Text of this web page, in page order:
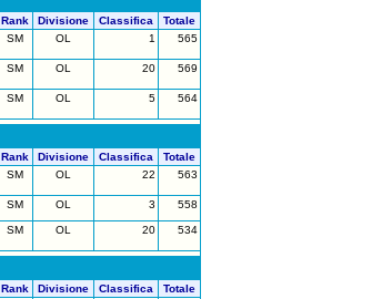
Rank Divisione Classifica
Totale
SM OL 1 565
SM OL 20 569
SM OL 5 564
Rank Divisione Classifica
Totale
SM OL 22 563
SM OL 3 558
SM OL 20 534
Rank Divisione Classifica
Totale